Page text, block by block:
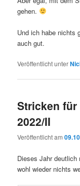
gehen.
Und ich habe nichts
auch gut.
Veröffentlicht unter
Stricken
2022/II
Veröffentlicht am
Dieses Jahr
wohl wieder nichts